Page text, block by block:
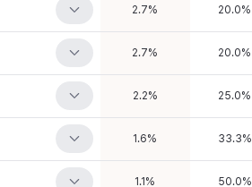
2.7% 20.0%
2.7% 20.0%
2.2% 25.0%
1.6% 33.3%
1.1 % 50.0%